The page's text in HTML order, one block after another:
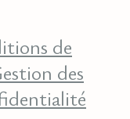
de
des